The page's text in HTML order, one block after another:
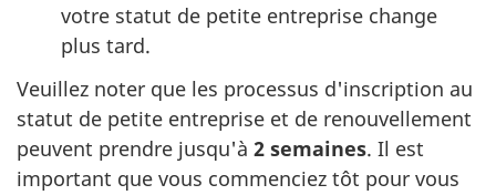
votre statut de petite entreprise change
plus tard.
Veuillez noter que les processus d'inscription au
statut de petite entreprise et de renouvellement
peuvent prendre jusqu'à 2 semaines. Il est
important que vous commenciez tôt pour vous